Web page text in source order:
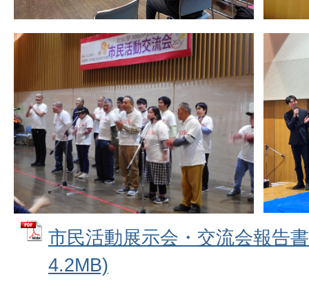
市民活動展示会・交流会報告
4.2MB)